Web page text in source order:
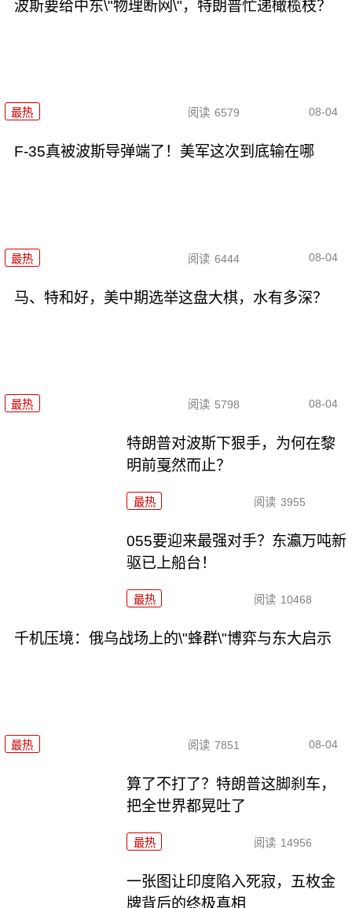
波斯要给中东\"物理断网\"，特朗普忙递橄榄枝？
最热 阅读 6579 08-04
F-35真被波斯导弹端了！美军这次到底输在哪
最热 阅读 6444 08-04
马、特和好，美中期选举这盘大棋，水有多深？
最热 阅读 5798 08-04
特朗普对波斯下狠手，为何在黎
明前戛然而止？
最热 阅读 3955
055要迎来最强对手？东瀛万吨新
驱已上船台！
最热 阅读 10468
千机压境：俄乌战场上的\"蜂群\"博弈与东大启示
最热 阅读 7851 08-04
算了不打了？特朗普这脚刹车，
把全世界都晃吐了
最热 阅读 14956
一张图让印度陷入死寂，五枚金
牌背后的终极真相